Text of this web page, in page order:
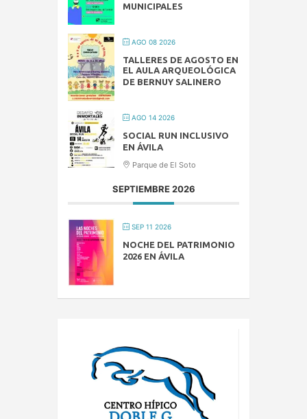
MUNICIPALES
AGO 08 2026
TALLERES DE AGOSTO EN
EL AULA ARQUEOLÓGICA
DE BERNUY SALINERO
AGO 14 2026
SOCIAL RUN INCLUSIVO
EN ÁVILA
Parque de El Soto
SEPTIEMBRE 2026
SEP 11 2026
NOCHE DEL PATRIMONIO
2026 EN ÁVILA